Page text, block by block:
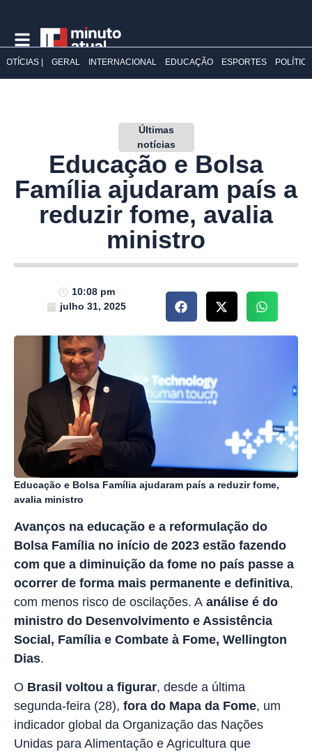
| GERAL INTERNACIONAL EDUCAÇÃO ESPORTES POLÍTICA
Últimas
notícias
Educação e Bolsa
Família ajudaram país a
reduzir fome, avalia
ministro
10:08 pm
julho 31, 2025
Educação e Bolsa Família ajudaram país a reduzir fome,
avalia ministro
Avanços na educação e a reformulação do
Bolsa Família no início de 2023 estão fazendo
com que a diminuição da fome no país passe a
ocorrer de forma mais permanente e definitiva,
com menos risco de oscilações. A análise é do
ministro do Desenvolvimento e Assistência
Social, Família e Combate à Fome, Wellington
Dias.
O Brasil voltou a figurar, desde a última
segunda-feira (28), fora do Mapa da Fome, um
indicador global da Organização das Nações
Unidas para Alimentação e Agricultura que